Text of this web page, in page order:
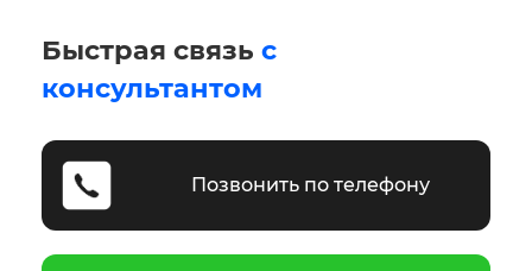
Быстрая связь с
консультантом
Позвонить по телефону